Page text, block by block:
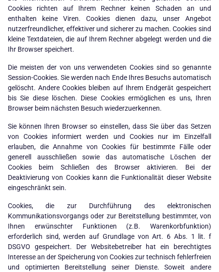
Cookies richten auf Ihrem Rechner keinen Schaden an und
enthalten keine Viren. Cookies dienen dazu, unser Angebot
nutzerfreundlicher, effektiver und sicherer zu machen. Cookies sind
kleine Textdateien, die auf Ihrem Rechner abgelegt werden und die
Ihr Browser speichert.
Die meisten der von uns verwendeten Cookies sind so genannte
Session-Cookies. Sie werden nach Ende Ihres Besuchs automatisch
gelöscht. Andere Cookies bleiben auf Ihrem Endgerät gespeichert
bis Sie diese löschen. Diese Cookies ermöglichen es uns, Ihren
Browser beim nächsten Besuch wiederzuerkennen.
Sie können Ihren Browser so einstellen, dass Sie über das Setzen
von Cookies informiert werden und Cookies nur im Einzelfall
erlauben, die Annahme von Cookies für bestimmte Fälle oder
generell ausschließen sowie das automatische Löschen der
Cookies beim Schließen des Browser aktivieren. Bei der
Deaktivierung von Cookies kann die Funktionalität dieser Website
eingeschränkt sein.
Cookies, die zur Durchführung des elektronischen
Kommunikationsvorgangs oder zur Bereitstellung bestimmter, von
Ihnen erwünschter Funktionen (z.B. Warenkorbfunktion)
erforderlich sind, werden auf Grundlage von Art. 6 Abs. 1 lit. f
DSGVO gespeichert. Der Websitebetreiber hat ein berechtigtes
Interesse an der Speicherung von Cookies zur technisch fehlerfreien
und optimierten Bereitstellung seiner Dienste. Soweit andere